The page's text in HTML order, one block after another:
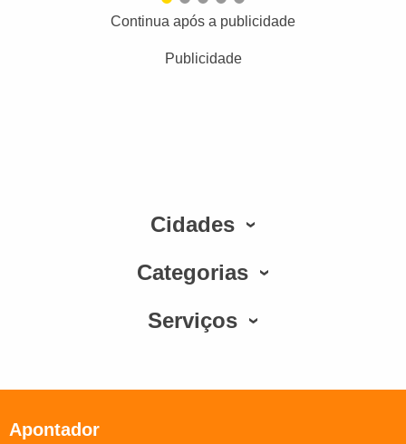
Continua após a publicidade
Publicidade
Cidades
Categorias
Serviços
Apontador